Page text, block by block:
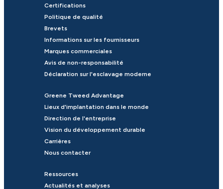
Certifications
Politique de qualité
Brevets
Informations sur les fournisseurs
Marques commerciales
Avis de non-responsabilité
Déclaration sur l'esclavage moderne
Greene Tweed Advantage
Lieux d'implantation dans le monde
Direction de l'entreprise
Vision du développement durable
Carrières
Nous contacter
Ressources
Actualités et analyses